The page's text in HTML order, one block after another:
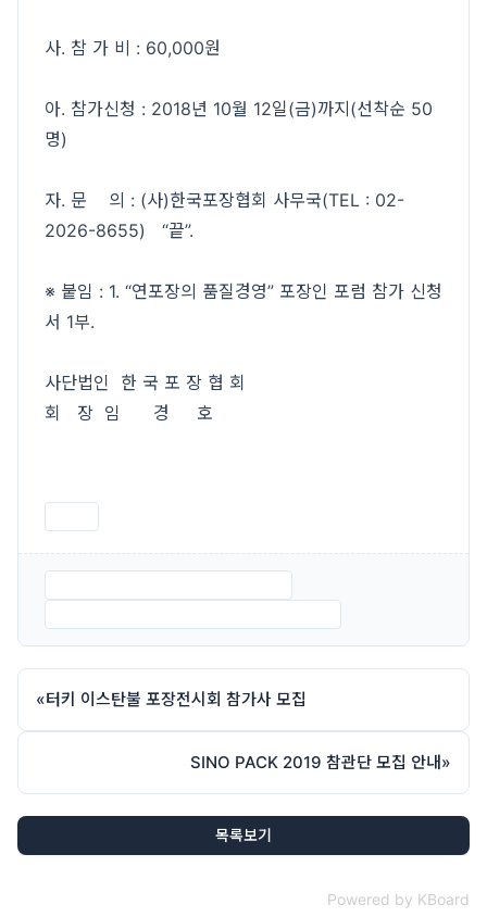
사. 참 가 비 : 60,000원
아. 참가신청 : 2018년 10월 12일(금)까지(선착순 50
명)
자. 문 의 : (사)한국포장협회 사무국(TEL : 02-
2026-8655) “끝”.
※ 붙임 : 1. “연포장의 품질경영” 포장인 포럼 참가 신청
서 1부.
사단법인 한 국 포 장 협 회
회 장 임 경 호
«터키 이스탄불 포장전시회 참가사 모집
SINO PACK 2019 참관단 모집 안내»
목록보기
Powered by KBoard